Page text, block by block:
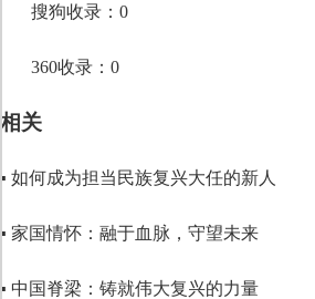
搜狗收录：0
360收录：0
相关
▪ 如何成为担当民族复兴大任的新人
▪ 家国情怀：融于血脉，守望未来
▪ 中国脊梁：铸就伟大复兴的力量